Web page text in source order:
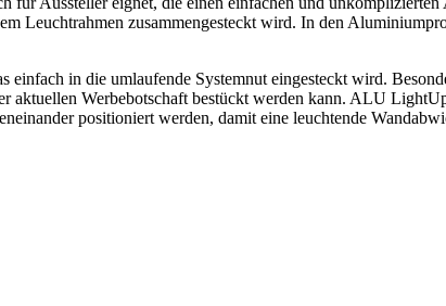
Leuchtrahmen zusammengesteckt wird. In den
in die umlaufende Systemnut eingesteckt wird.
aktuellen Werbebotschaft bestückt werden kann. ALU
positioniert werden, damit eine leuchtende